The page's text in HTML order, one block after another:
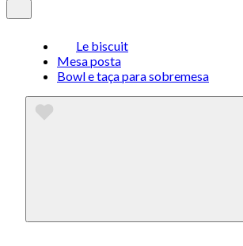
Le biscuit
Mesa posta
Bowl e taça para sobremesa